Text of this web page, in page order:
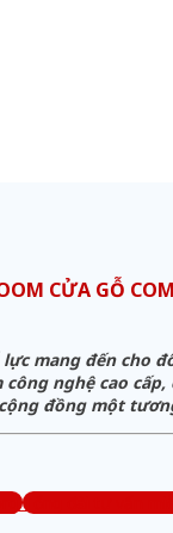
CỬA GỖ
lực mang đến cho
nghệ cao
đồng một
Tổng đài tư vấn